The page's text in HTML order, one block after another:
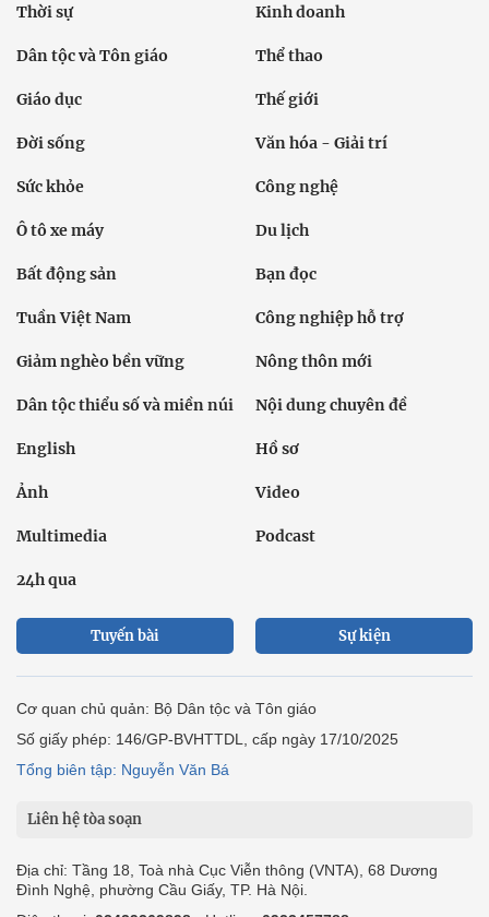
Thời sự Kinh doanh
Dân tộc và Tôn giáo Thể thao
Giáo dục Thế giới
Đời sống Văn hóa - Giải trí
Sức khỏe Công nghệ
Ô tô xe máy Du lịch
Bất động sản Bạn đọc
Tuần Việt Nam Công nghiệp hỗ trợ
Giảm nghèo bền vững Nông thôn mới
Dân tộc thiểu số và miền núi Nội dung chuyên đề
English Hồ sơ
Ảnh Video
Multimedia Podcast
24h qua
Tuyến bài Sự kiện
Cơ quan chủ quản: Bộ Dân tộc và Tôn giáo
Số giấy phép: 146/GP-BVHTTDL, cấp ngày 17/10/2025
Tổng biên tập: Nguyễn Văn Bá
Liên hệ tòa soạn
Địa chỉ: Tầng 18, Toà nhà Cục Viễn thông (VNTA), 68 Dương
Đình Nghệ, phường Cầu Giấy, TP. Hà Nội.